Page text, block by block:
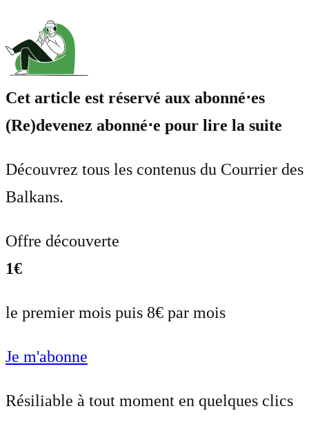
Cet article est réservé aux abonné⋅es
(Re)devenez abonné⋅e pour lire la suite
Découvrez tous les contenus du Courrier des
Balkans.
Offre découverte
1€
le premier mois puis 8€ par mois
Je m'abonne
Résiliable à tout moment en quelques clics